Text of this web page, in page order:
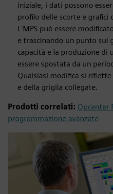
iniziale, i dati possono
profilo delle scorte e grafici
L'MPS può essere
e trascinando un punto sui
capacità e la produzione di
essere spostata da un
Qualsiasi modifica si
e della griglia collegate.
Prodotti correlati: Opcenter
programmazione avanzate